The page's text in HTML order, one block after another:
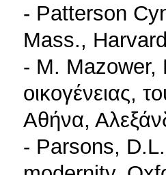
- Patterson
Mass.,
- Μ. Μazower,
οικογένειας,
Αθήνα,
- Parsons,